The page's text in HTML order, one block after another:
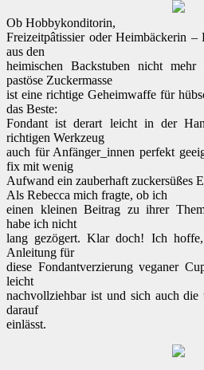
Ob Hobbykonditorin,
Freizeitpâtissier oder Heimbäckerin
aus den
heimischen Backstuben nicht
pastöse Zuckermasse
ist eine richtige Geheimwaffe für
das Beste:
Fondant ist derart leicht in der
richtigen Werkzeug
auch für Anfänger_innen perfekt
fix mit wenig
Aufwand ein zauberhaft zuckersüßes
Als Rebecca mich fragte, ob ich
einen kleinen Beitrag zu ihrer
habe ich nicht
lang gezögert. Klar doch! Ich
Anleitung für
diese Fondantverzierung veganer
leicht
nachvollziehbar ist und sich auch die
darauf
einlässt.